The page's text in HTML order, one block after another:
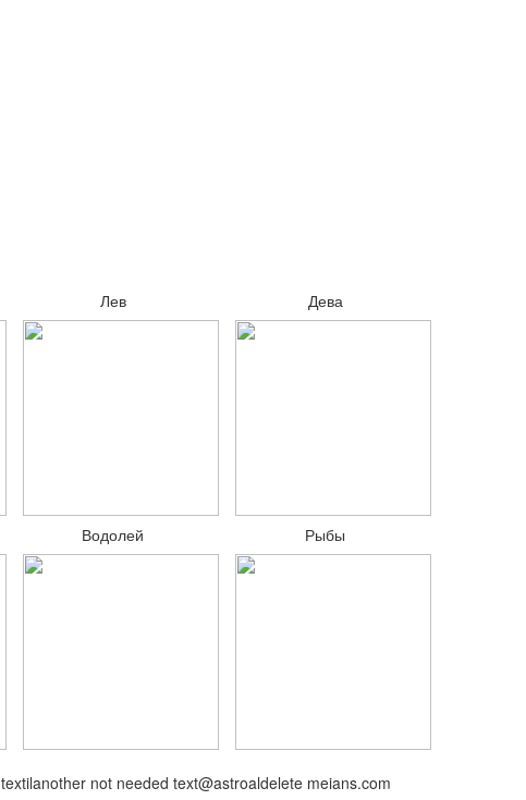
Лев Дева
Водолей Рыбы
ilanother not needed text@astroaldelete meians.com